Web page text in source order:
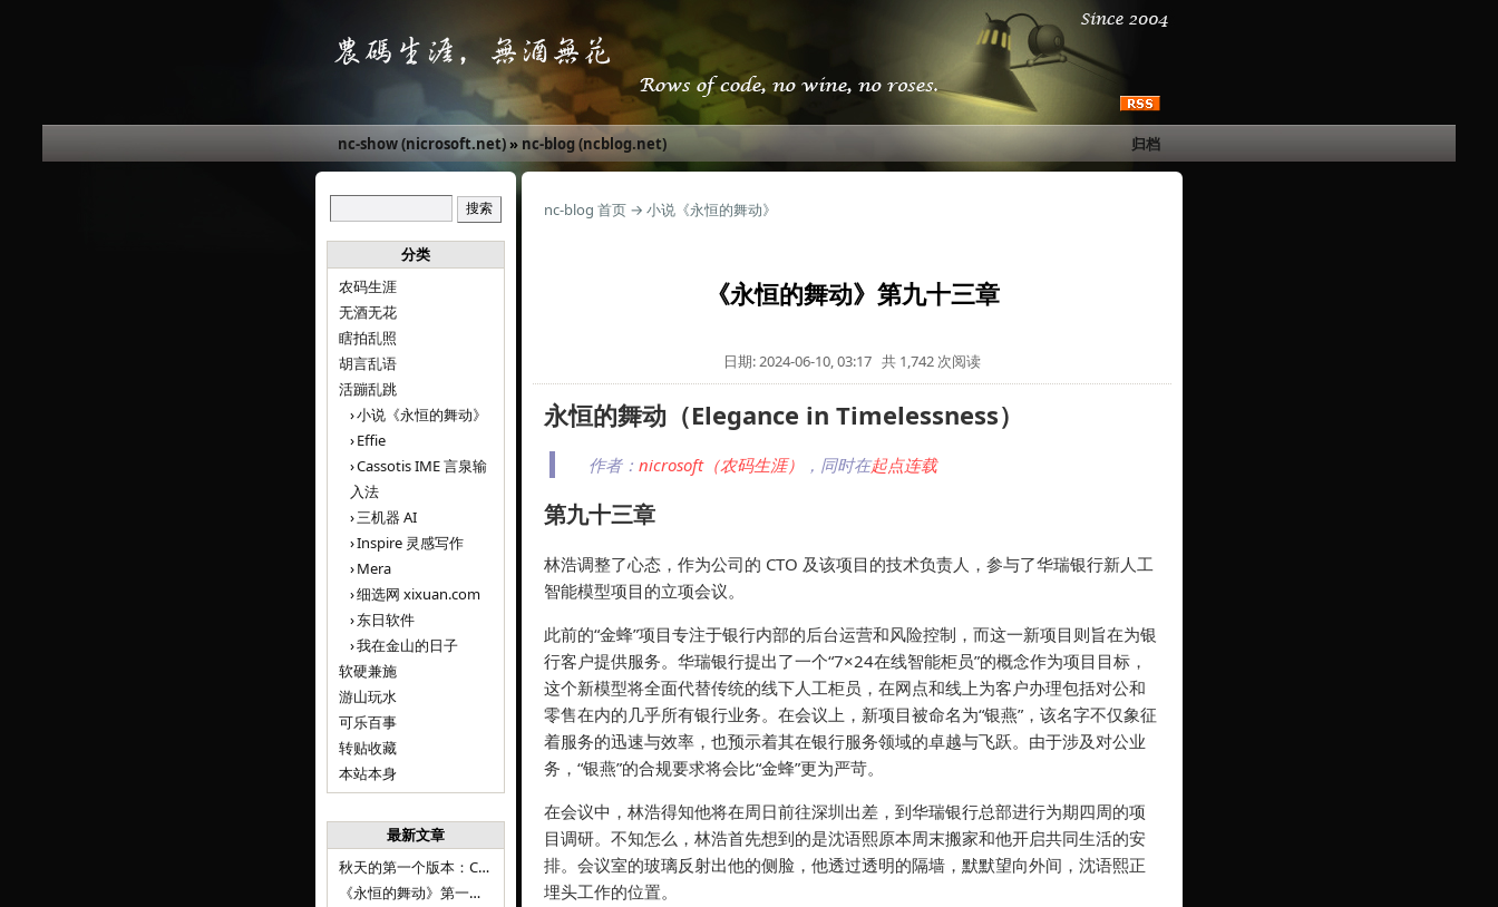
nc-show (nicrosoft.net)» nc-blog (ncblog.net) 归档
分类
农码生涯
无酒无花
瞎拍乱照
胡言乱语
活蹦乱跳
小说《永恒的舞动》
Effie
Cassotis IME 言泉输
入法
三机器 AI
Inspire 灵感写作
Mera
细选网 xixuan.com
东日软件
我在金山的日子
软硬兼施
游山玩水
可乐百事
转贴收藏
本站本身
最新文章
秋天的第一个版本：Cassotis IME（言泉输入法）v1.12.0
《永恒的舞动》第一百二十八章
nc-blog 首页 → 小说《永恒的舞动》
《永恒的舞动》第九十三章
日期: 2024-06-10, 03:17 共 1,742 次阅读
永恒的舞动（Elegance in Timelessness）
作者： nicrosoft（农码生涯） ，同时在起点连载
第九十三章
林浩调整了心态，作为公司的 CTO 及该项目的技术负责人，参与了华瑞银行新人工
智能模型项目的立项会议。
此前的“金蜂”项目专注于银行内部的后台运营和风险控制，而这一新项目则旨在为银
行客户提供服务。华瑞银行提出了一个“7×24在线智能柜员”的概念作为项目目标，
这个新模型将全面代替传统的线下人工柜员，在网点和线上为客户办理包括对公和
零售在内的几乎所有银行业务。在会议上，新项目被命名为“银燕”，该名字不仅象征
着服务的迅速与效率，也预示着其在银行服务领域的卓越与飞跃。由于涉及对公业
务，“银燕”的合规要求将会比“金蜂”更为严苛。
在会议中，林浩得知他将在周日前往深圳出差，到华瑞银行总部进行为期四周的项
目调研。不知怎么，林浩首先想到的是沈语熙原本周末搬家和他开启共同生活的安
排。会议室的玻璃反射出他的侧脸，他透过透明的隔墙，默默望向外间，沈语熙正
埋头工作的位置。